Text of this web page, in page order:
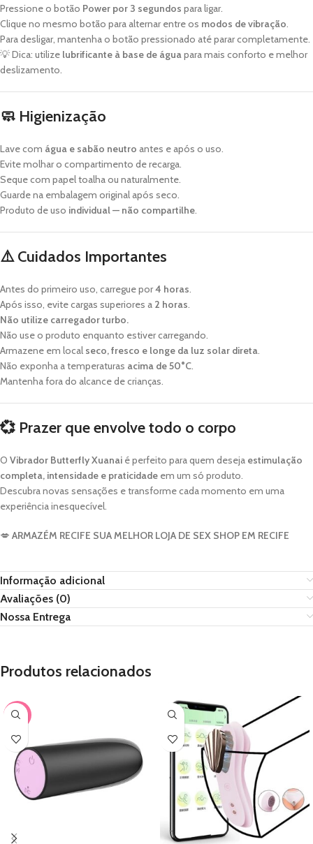
Pressione o botão Power por 3 segundos para ligar.
Clique no mesmo botão para alternar entre os modos de vibração
Para desligar, mantenha o botão pressionado até parar completamente.
💡 Dica: utilize lubrificante à base de água para mais conforto e melhor
deslizamento.
🧼 Higienização
Lave com água e sabão neutro antes e após o uso.
Evite molhar o compartimento de recarga.
Seque com papel toalha ou naturalmente.
Guarde na embalagem original após seco.
Produto de uso individual — não compartilhe
⚠️Cuidados Importantes
Antes do primeiro uso, carregue por4 horas
Após isso, evite cargas superiores a 2 horas
Não utilize carregador turbo.
Não use o produto enquanto estiver carregando.
Armazene em local seco, fresco e longe da luz solar direta
Não exponha a temperaturas acima de 50°C
Mantenha fora do alcance de crianças.
💞 Prazer que envolve todo o corpo
O Vibrador Butterfly Xuanai é perfeito para quem deseja estimulação
completa, intensidade e praticidade em um só produto.
Descubra novas sensações e transforme cada momento em uma
experiência inesquecível.
💋 ARMAZÉM RECIFE SUA MELHOR LOJA DE SEX SHOP EM RECIFE
Informação adicional
Avaliações (0)
Nossa Entrega
Produtos relacionados
-54%